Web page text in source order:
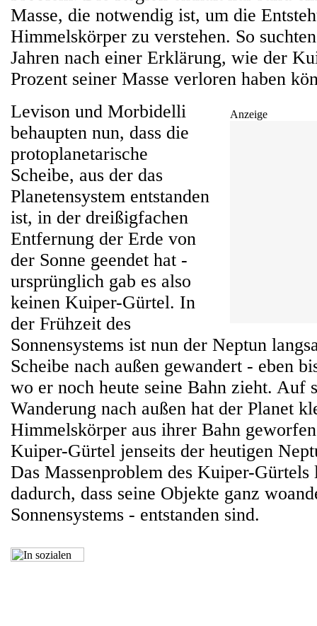
Masse, die notwendig ist, um die
Himmelskörper zu verstehen. So
Jahren nach einer Erklärung, wie der
Prozent seiner Masse verloren haben
Anzeige
Levison und Morbidelli
behaupten nun, dass die
protoplanetarische
Scheibe, aus der das
Planetensystem entstanden
ist, in der dreißigfachen
Entfernung der Erde von
der Sonne geendet hat -
ursprünglich gab es also
keinen Kuiper-Gürtel. In
der Frühzeit des
Sonnensystems ist nun der Neptun
Scheibe nach außen gewandert - eben
wo er noch heute seine Bahn zieht. Auf
Wanderung nach außen hat der Planet
Himmelskörper aus ihrer Bahn
Kuiper-Gürtel jenseits der heutigen
Das Massenproblem des Kuiper-Gürtels
dadurch, dass seine Objekte ganz
Sonnensystems - entstanden sind.